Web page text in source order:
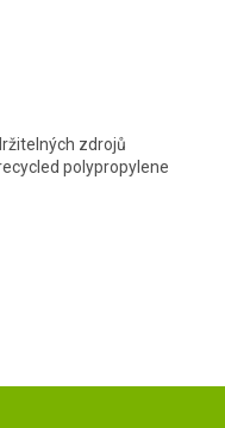
zdrojů
polypropylene